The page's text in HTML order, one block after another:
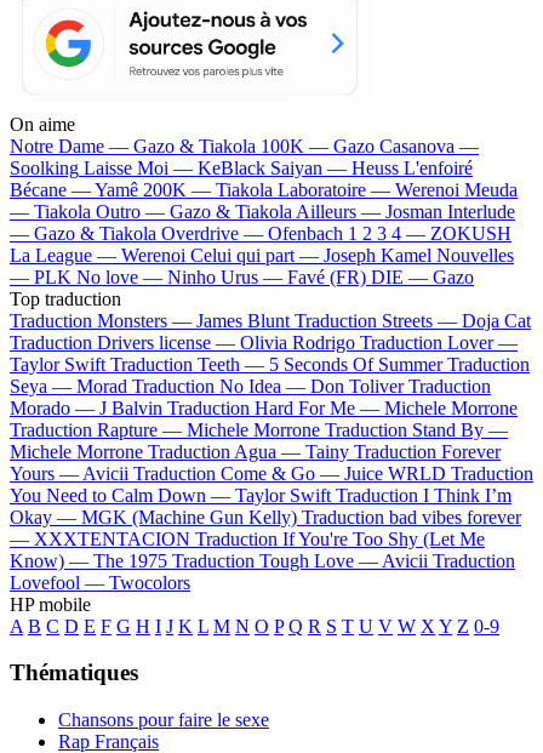
On aime
Notre Dame — Gazo & Tiakola 100K — Gazo Casanova —
Soolking Laisse Moi — KeBlack Saiyan — Heuss L'enfoiré
Bécane —Yamê 200K — Tiakola Laboratoire — Werenoi Meuda
— Tiakola Outro — Gazo & Tiakola Ailleurs — Josman Interlude
— Gazo & Tiakola Overdrive — Ofenbach 1 2 3 4 — ZOKUSH
La League — Werenoi Celui qui part — Joseph Kamel Nouvelles
— PLK No love — Ninho Urus — Favé (FR) DIE — Gazo
Top traduction
Traduction Monsters — James Blunt Traduction Streets — Doja Cat
Traduction Drivers license — Olivia Rodrigo Traduction Lover —
Taylor Swift Traduction Teeth — 5 Seconds Of Summer Traduction
Seya — Morad Traduction No Idea — Don Toliver Traduction
Morado — J Balvin Traduction Hard For Me — Michele Morrone
Traduction Rapture — Michele Morrone Traduction Stand By —
Michele Morrone Traduction Agua — Tainy Traduction Forever
Yours — Avicii Traduction Come & Go — Juice WRLD Traduction
You Need to Calm Down — Taylor Swift Traduction I Think I’m
Okay — MGK (Machine Gun Kelly) Traduction bad vibes forever
— XXXTENTACION Traduction If You're Too Shy (Let Me
Know) — The 1975 Traduction Tough Love — Avicii Traduction
Lovefool — Twocolors
HP mobile
A B C D E F G H I J K L M N O P Q R S T U V W X Y Z 0-9
Thématiques
Chansons pour faire le sexe
Rap Français